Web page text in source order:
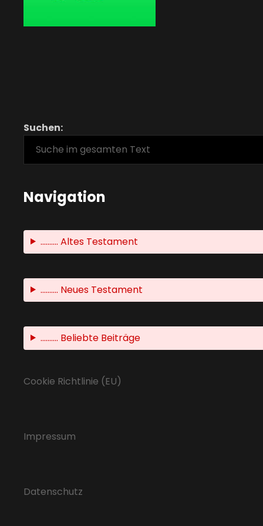
Suchen:
Navigation
.......... Altes Testament
.......... Neues Testament
.......... Beliebte Beiträge
Cookie Richtlinie (EU)
Impressum
Datenschutz